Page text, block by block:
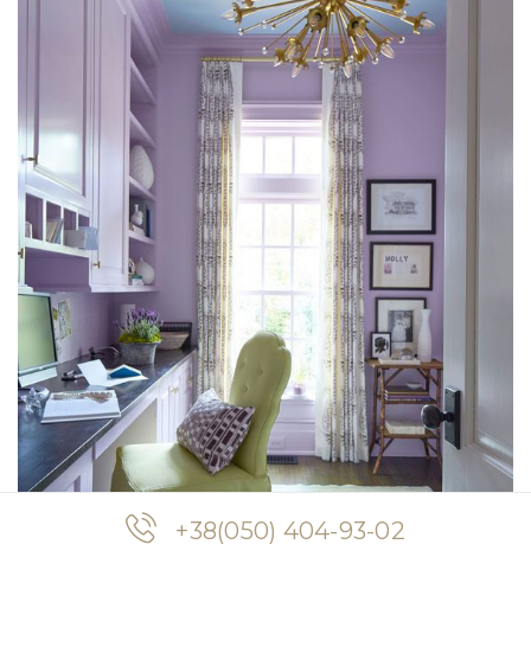
+38(050) 404-93-02